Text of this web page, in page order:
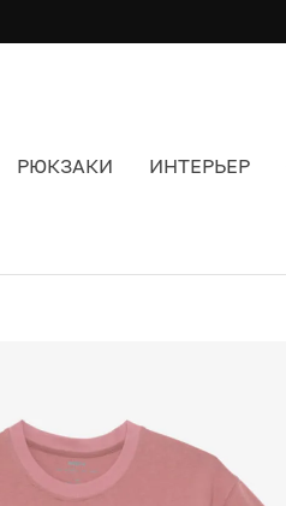
РЮКЗАКИ ИНТЕРЬЕР